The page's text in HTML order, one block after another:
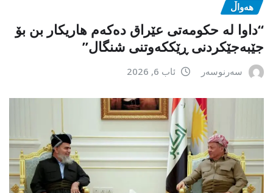
هەواڵ
“داوا لە حكومەتی عێراق دەكەم هاریكار بن بۆ
جێبەجێكردنی ڕێككەوتنی شنگال”
سەرنوسەر ئاب 6, 2026